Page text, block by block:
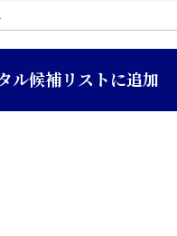
ル候補リストに追加